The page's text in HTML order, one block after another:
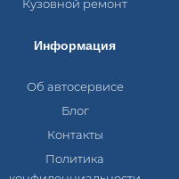
Кузовной ремонт
Информация
Об автосервисе
Блог
Контакты
Политика